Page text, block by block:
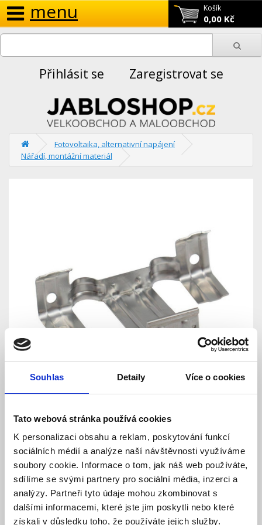
Souhlas Detaily Více o cookies
Tato webová stránka používá cookies
K personalizaci obsahu a reklam, poskytování funkcí
sociálních médií a analýze naší návštěvnosti využíváme
soubory cookie. Informace o tom, jak náš web používáte,
sdílíme se svými partnery pro sociální média, inzerci a
analýzy. Partneři tyto údaje mohou zkombinovat s
dalšími informacemi, které jste jim poskytli nebo které
získali v důsledku toho, že používáte jejich služby.
Košík
0,00 Kč
menu
Přihlásit se Zaregistrovat se
Fotovoltaika, alternativní napájení
Nářadí, montážní materiál
Nerezová spona na odvod